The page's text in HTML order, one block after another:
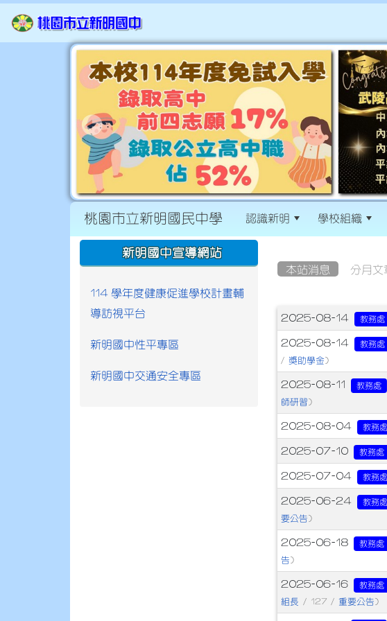
桃園市立新明國民中學 認識新明 學校組織
本站消息 分月文
文章列表
2025-08-14 教務處
2025-08-14 教務處
/獎助學金 )
2025-08-11 教務處
師研習 )
2025-08-04 教務處
2025-07-10 教務處
2025-07-04 教務處
2025-06-24 教務處
要公告 )
2025-06-18 教務處
告 )
2025-06-16 教務處
組長 / 127 /重要公告 )
:::
新明國中宣導網站
114 學年度健康促進學校計畫輔
導訪視平台
新明國中性平專區
新明國中交通安全專區